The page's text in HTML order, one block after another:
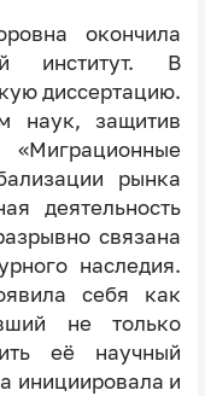
окончила
институт. В
диссертацию.
наук, защитив
рынка
деятельность
связана
наследия.
себя как
не только
её научный
инициировала и